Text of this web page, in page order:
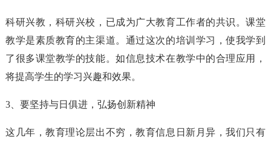
科研兴教，科研兴校，已成为广大教育工作者的共识。课堂
教学是素质教育的主渠道。通过这次的培训学习，使我学到
了很多课堂教学的技能。如信息技术在教学中的合理应用，
将提高学生的学习兴趣和效果。
3、要坚持与日俱进，弘扬创新精神
这几年，教育理论层出不穷，教育信息日新月异，我们只有